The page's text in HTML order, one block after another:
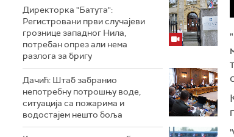
Директорка "Батута":
Регистровани први случајеви
грознице западног Нила,
потребан опрез али нема
разлога за бригу
Дачић: Штаб забранио
непотребну потрошњу воде,
ситуација са пожарима и
водостајем нешто боља